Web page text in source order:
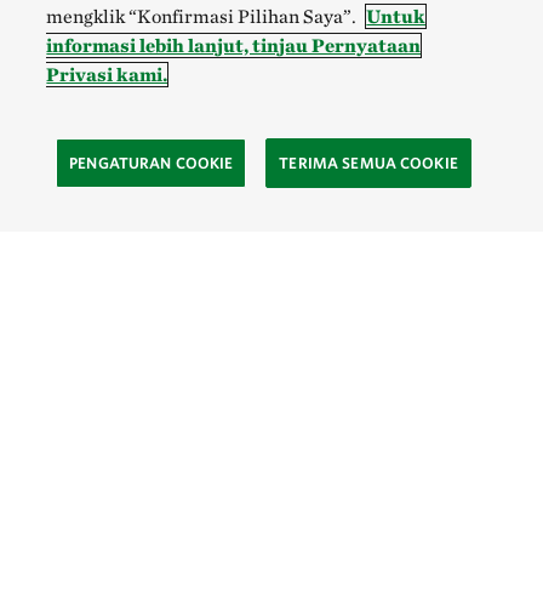
mengklik “Konfirmasi Pilihan Saya”. Untuk
informasi lebih lanjut, tinjau Pernyataan
Privasi kami.
PENGATURAN COOKIE TERIMA SEMUA COOKIE